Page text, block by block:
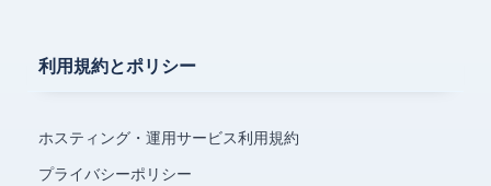
利用規約とポリシー
ホスティング・運用サービス利用規約
プライバシーポリシー